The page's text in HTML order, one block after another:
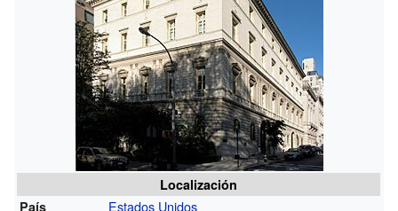
Localización
País
Estados Unidos